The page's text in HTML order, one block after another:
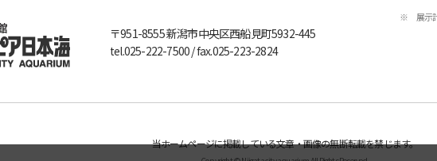
※ 展示計
〒951-8555新潟市中央区西船見町5932-445
tel.025-222-7500/ fax.025-223-2824
当ホームページに掲載している文章・画像の無断転載を禁じます。